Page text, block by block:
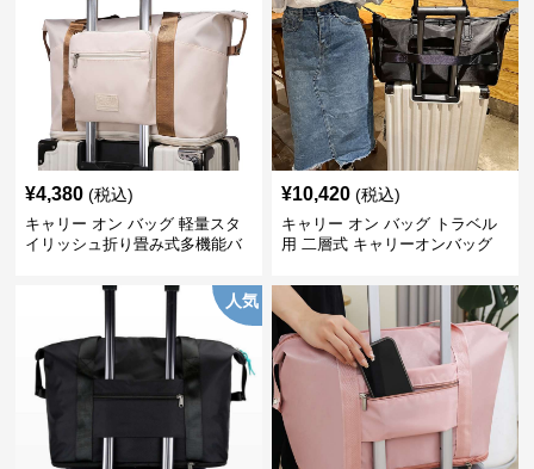
¥4,380 (税込)
キャリー オン バッグ 軽量スタ
イリッシュ折り畳み式多機能バ
¥10,420 (税込)
キャリー オン バッグ トラベル
用 二層式 キャリーオンバッグ
人気